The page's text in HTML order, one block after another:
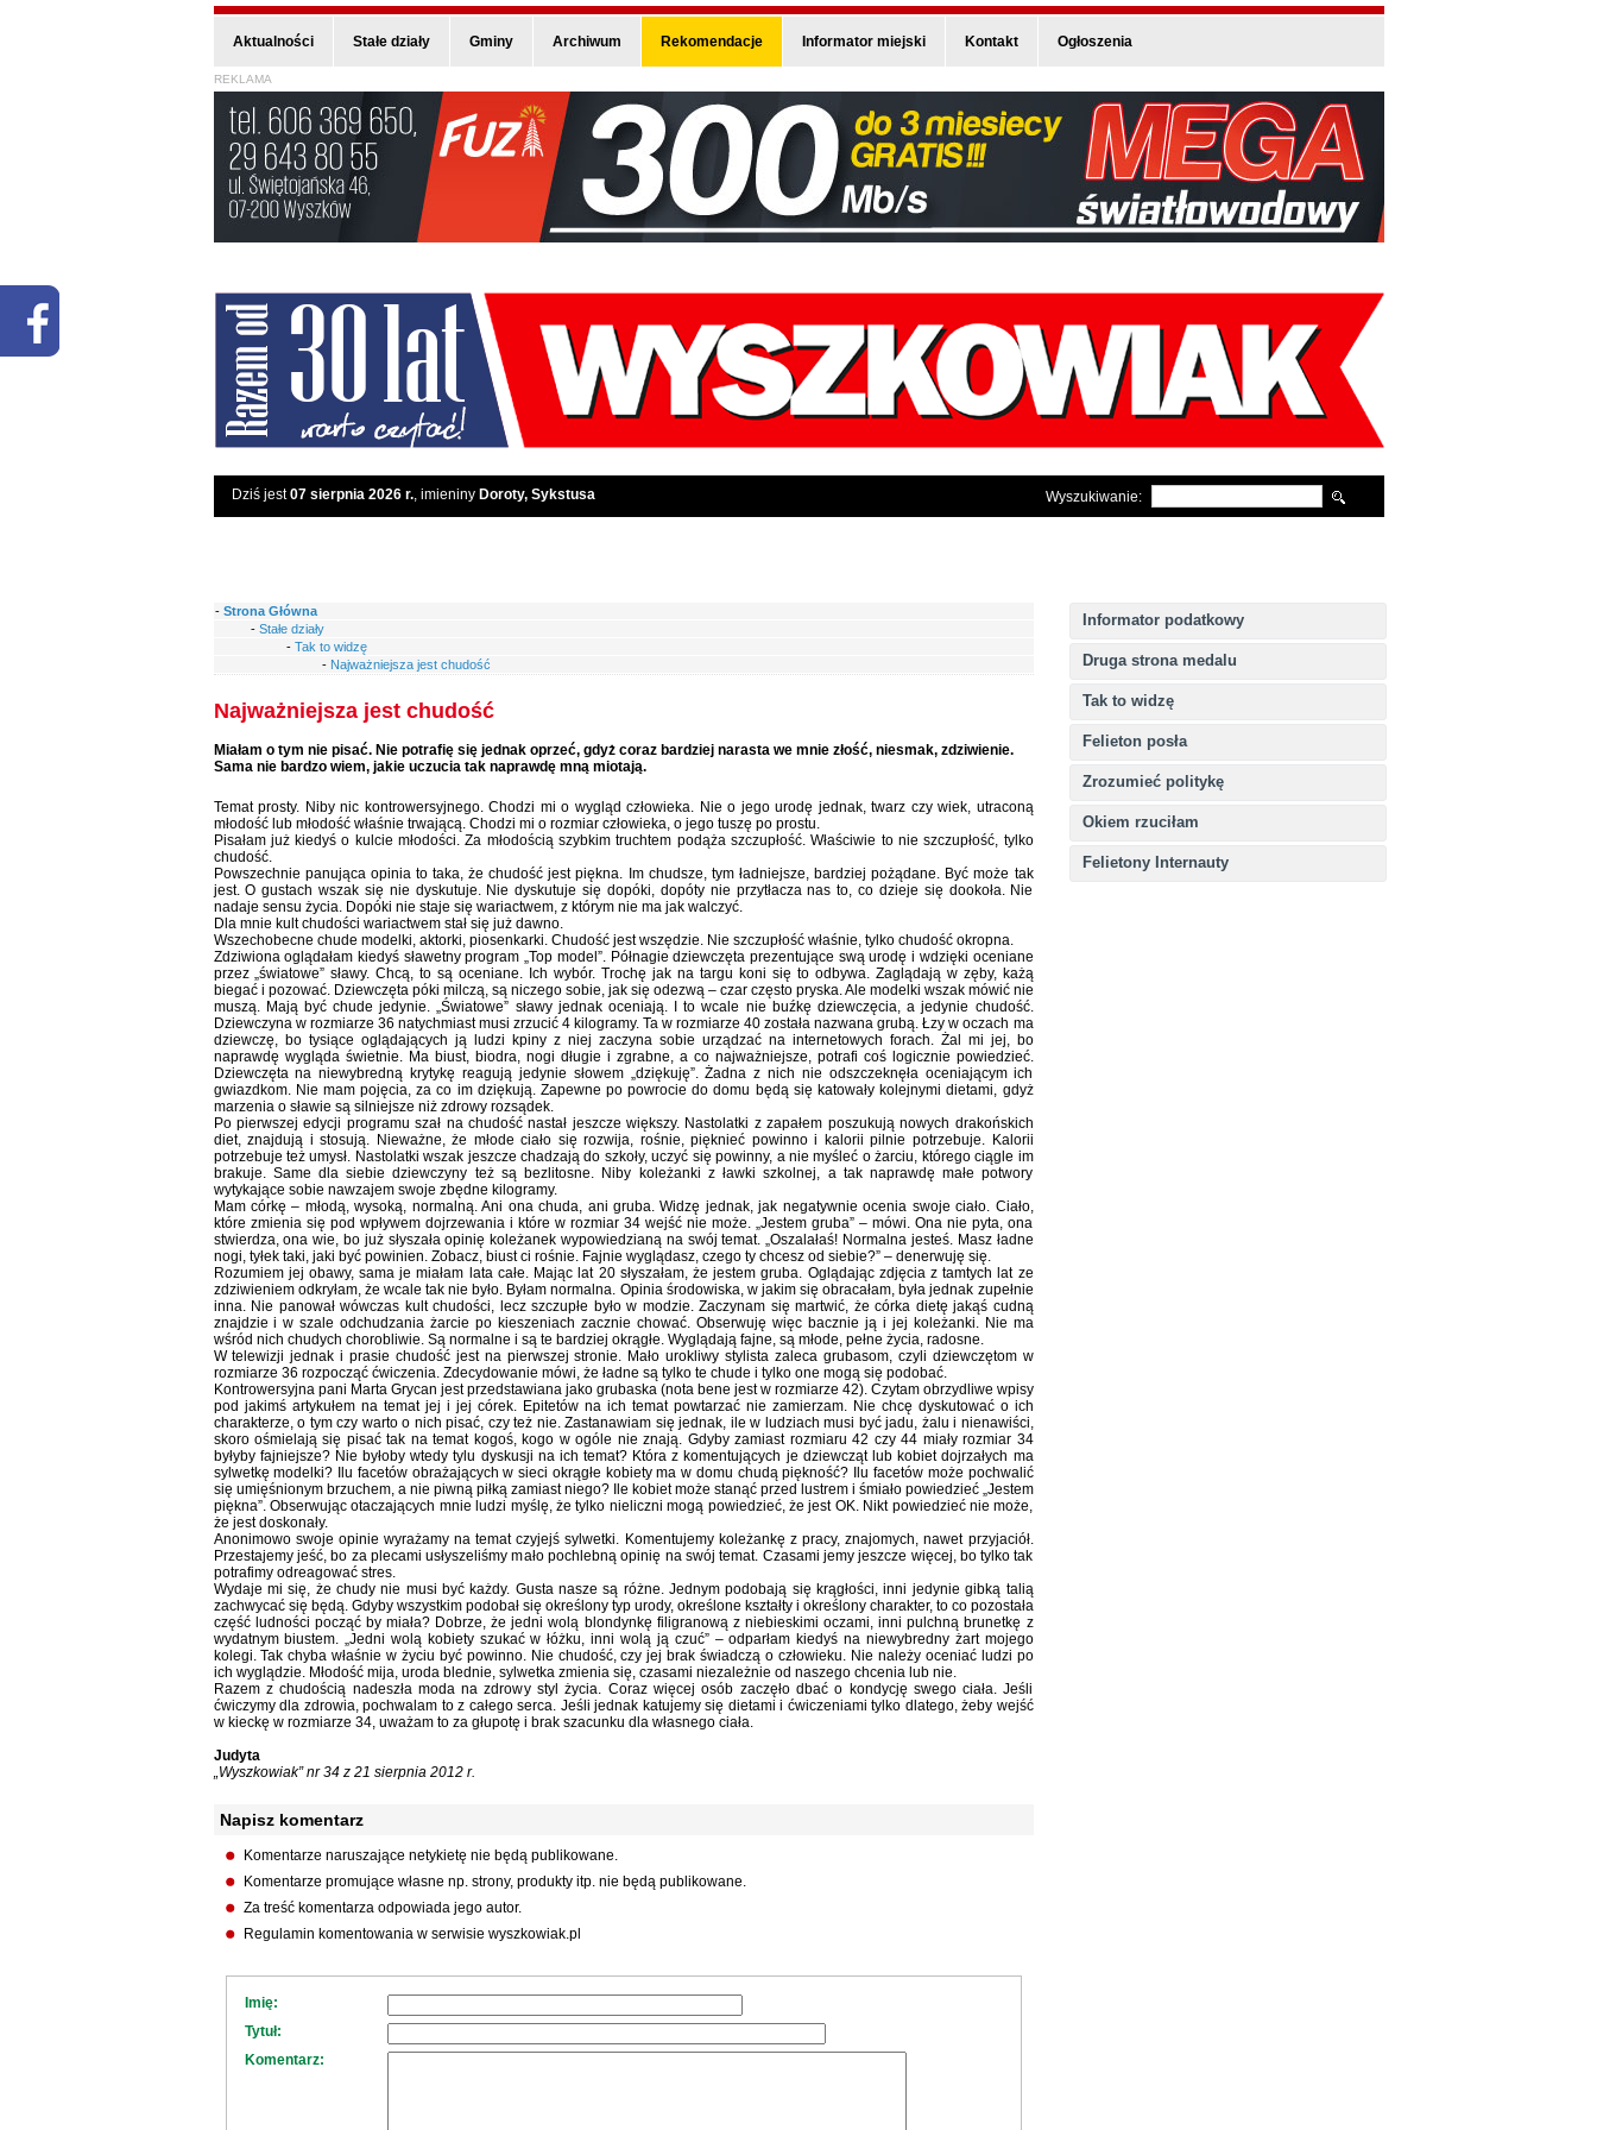
Aktualności Stałe działy Gminy Archiwum Rekomendacje Informator miejski Kontakt Ogłoszenia
REKLAMA
Dziś jest07 sierpnia 2026 r., imieniny Doroty, Sykstusa Wyszukiwanie:
Informator podatkowy
Druga strona medalu
Tak to widzę
Felieton posła
Zrozumieć politykę
Okiem rzuciłam
Felietony Internauty
- Strona Główna
- Stałe działy
- Tak to widzę
- Najważniejsza jest chudość
Najważniejsza jest chudość
Miałam o tym nie pisać. Nie potrafię się jednak oprzeć, gdyż coraz bardziej narasta we mnie złość, niesmak, zdziwienie.
Sama nie bardzo wiem, jakie uczucia tak naprawdę mną miotają.
Temat prosty. Niby nic kontrowersyjnego. Chodzi mi o wygląd człowieka. Nie o jego urodę jednak, twarz czy wiek, utraconą
młodość lub młodość właśnie trwającą. Chodzi mi o rozmiar człowieka, o jego tuszę po prostu.
Pisałam już kiedyś o kulcie młodości. Za młodością szybkim truchtem podąża szczupłość. Właściwie to nie szczupłość, tylko
chudość.
Powszechnie panująca opinia to taka, że chudość jest piękna. Im chudsze, tym ładniejsze, bardziej pożądane. Być może tak
jest. O gustach wszak się nie dyskutuje. Nie dyskutuje się dopóki, dopóty nie przytłacza nas to, co dzieje się dookoła. Nie
nadaje sensu życia. Dopóki nie staje się wariactwem, z którym nie ma jak walczyć.
Dla mnie kult chudości wariactwem stał się już dawno.
Wszechobecne chude modelki, aktorki, piosenkarki. Chudość jest wszędzie. Nie szczupłość właśnie, tylko chudość okropna.
Zdziwiona oglądałam kiedyś sławetny program „Top model”. Półnagie dziewczęta prezentujące swą urodę i wdzięki oceniane
przez „światowe” sławy. Chcą, to są oceniane. Ich wybór. Trochę jak na targu koni się to odbywa. Zaglądają w zęby, każą
biegać i pozować. Dziewczęta póki milczą, są niczego sobie, jak się odezwą – czar często pryska. Ale modelki wszak mówić nie
muszą. Mają być chude jedynie. „Światowe” sławy jednak oceniają. I to wcale nie buźkę dziewczęcia, a jedynie chudość.
Dziewczyna w rozmiarze 36 natychmiast musi zrzucić 4 kilogramy. Ta w rozmiarze 40 została nazwana grubą. Łzy w oczach ma
dziewczę, bo tysiące oglądających ją ludzi kpiny z niej zaczyna sobie urządzać na internetowych forach. Żal mi jej, bo
naprawdę wygląda świetnie. Ma biust, biodra, nogi długie i zgrabne, a co najważniejsze, potrafi coś logicznie powiedzieć.
Dziewczęta na niewybredną krytykę reagują jedynie słowem „dziękuję”. Żadna z nich nie odszczeknęła oceniającym ich
gwiazdkom. Nie mam pojęcia, za co im dziękują. Zapewne po powrocie do domu będą się katowały kolejnymi dietami, gdyż
marzenia o sławie są silniejsze niż zdrowy rozsądek.
Po pierwszej edycji programu szał na chudość nastał jeszcze większy. Nastolatki z zapałem poszukują nowych drakońskich
diet, znajdują i stosują. Nieważne, że młode ciało się rozwija, rośnie, pięknieć powinno i kalorii pilnie potrzebuje. Kalorii
potrzebuje też umysł. Nastolatki wszak jeszcze chadzają do szkoły, uczyć się powinny, a nie myśleć o żarciu, którego ciągle im
brakuje. Same dla siebie dziewczyny też są bezlitosne. Niby koleżanki z ławki szkolnej, a tak naprawdę małe potwory
wytykające sobie nawzajem swoje zbędne kilogramy.
Mam córkę – młodą, wysoką, normalną. Ani ona chuda, ani gruba. Widzę jednak, jak negatywnie ocenia swoje ciało. Ciało,
które zmienia się pod wpływem dojrzewania i które w rozmiar 34 wejść nie może. „Jestem gruba” – mówi. Ona nie pyta, ona
stwierdza, ona wie, bo już słyszała opinię koleżanek wypowiedzianą na swój temat. „Oszalałaś! Normalna jesteś. Masz ładne
nogi, tyłek taki, jaki być powinien. Zobacz, biust ci rośnie. Fajnie wyglądasz, czego ty chcesz od siebie?” – denerwuję się.
Rozumiem jej obawy, sama je miałam lata całe. Mając lat 20 słyszałam, że jestem gruba. Oglądając zdjęcia z tamtych lat ze
zdziwieniem odkryłam, że wcale tak nie było. Byłam normalna. Opinia środowiska, w jakim się obracałam, była jednak zupełnie
inna. Nie panował wówczas kult chudości, lecz szczupłe było w modzie. Zaczynam się martwić, że córka dietę jakąś cudną
znajdzie i w szale odchudzania żarcie po kieszeniach zacznie chować. Obserwuję więc bacznie ją i jej koleżanki. Nie ma
wśród nich chudych chorobliwie. Są normalne i są te bardziej okrągłe. Wyglądają fajne, są młode, pełne życia, radosne.
W telewizji jednak i prasie chudość jest na pierwszej stronie. Mało urokliwy stylista zaleca grubasom, czyli dziewczętom w
rozmiarze 36 rozpocząć ćwiczenia. Zdecydowanie mówi, że ładne są tylko te chude i tylko one mogą się podobać.
Kontrowersyjna pani Marta Grycan jest przedstawiana jako grubaska (nota bene jest w rozmiarze 42). Czytam obrzydliwe wpisy
pod jakimś artykułem na temat jej i jej córek. Epitetów na ich temat powtarzać nie zamierzam. Nie chcę dyskutować o ich
charakterze, o tym czy warto o nich pisać, czy też nie. Zastanawiam się jednak, ile w ludziach musi być jadu, żalu i nienawiści,
skoro ośmielają się pisać tak na temat kogoś, kogo w ogóle nie znają. Gdyby zamiast rozmiaru 42 czy 44 miały rozmiar 34
byłyby fajniejsze? Nie byłoby wtedy tylu dyskusji na ich temat? Która z komentujących je dziewcząt lub kobiet dojrzałych ma
sylwetkę modelki? Ilu facetów obrażających w sieci okrągłe kobiety ma w domu chudą piękność? Ilu facetów może pochwalić
się umięśnionym brzuchem, a nie piwną piłką zamiast niego? Ile kobiet może stanąć przed lustrem i śmiało powiedzieć „Jestem
piękna”. Obserwując otaczających mnie ludzi myślę, że tylko nieliczni mogą powiedzieć, że jest OK. Nikt powiedzieć nie może,
że jest doskonały.
Anonimowo swoje opinie wyrażamy na temat czyjejś sylwetki. Komentujemy koleżankę z pracy, znajomych, nawet przyjaciół.
Przestajemy jeść, bo za plecami usłyszeliśmy mało pochlebną opinię na swój temat. Czasami jemy jeszcze więcej, bo tylko tak
potrafimy odreagować stres.
Wydaje mi się, że chudy nie musi być każdy. Gusta nasze są różne. Jednym podobają się krągłości, inni jedynie gibką talią
zachwycać się będą. Gdyby wszystkim podobał się określony typ urody, określone kształty i określony charakter, to co pozostała
część ludności począć by miała? Dobrze, że jedni wolą blondynkę filigranową z niebieskimi oczami, inni pulchną brunetkę z
wydatnym biustem. „Jedni wolą kobiety szukać w łóżku, inni wolą ją czuć” – odparłam kiedyś na niewybredny żart mojego
kolegi. Tak chyba właśnie w życiu być powinno. Nie chudość, czy jej brak świadczą o człowieku. Nie należy oceniać ludzi po
ich wyglądzie. Młodość mija, uroda blednie, sylwetka zmienia się, czasami niezależnie od naszego chcenia lub nie.
Razem z chudością nadeszła moda na zdrowy styl życia. Coraz więcej osób zaczęło dbać o kondycję swego ciała. Jeśli
ćwiczymy dla zdrowia, pochwalam to z całego serca. Jeśli jednak katujemy się dietami i ćwiczeniami tylko dlatego, żeby wejść
w kieckę w rozmiarze 34, uważam to za głupotę i brak szacunku dla własnego ciała.
Judyta
„Wyszkowiak” nr 34 z 21 sierpnia 2012 r.
Napisz komentarz
Komentarze naruszające netykietę nie będą publikowane.
Komentarze promujące własne np. strony, produkty itp. nie będą publikowane.
Za treść komentarza odpowiada jego autor.
Regulamin komentowania w serwisie wyszkowiak.pl
Imię:
Tytuł:
Komentarz: